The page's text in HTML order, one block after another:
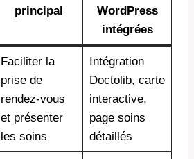
principal
WordPress
intégrées
Faciliter la
prise de
rendez-vous
et présenter
les soins
Intégration
Doctolib, carte
interactive,
page soins
détaillés